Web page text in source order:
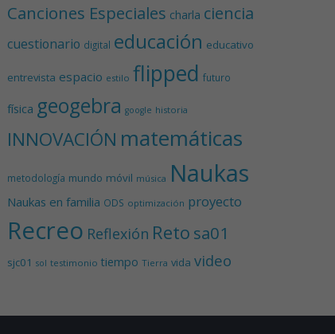
Canciones Especiales charla ciencia
cuestionario digital educación educativo
entrevista espacio estilo flipped futuro
física geogebra google historia
INNOVACIÓN matemáticas
metodología mundo móvil música Naukas
Naukas en familia ODS optimización proyecto
Recreo Reflexión Reto sa01
sjc01 sol testimonio tiempo Tierra vida video